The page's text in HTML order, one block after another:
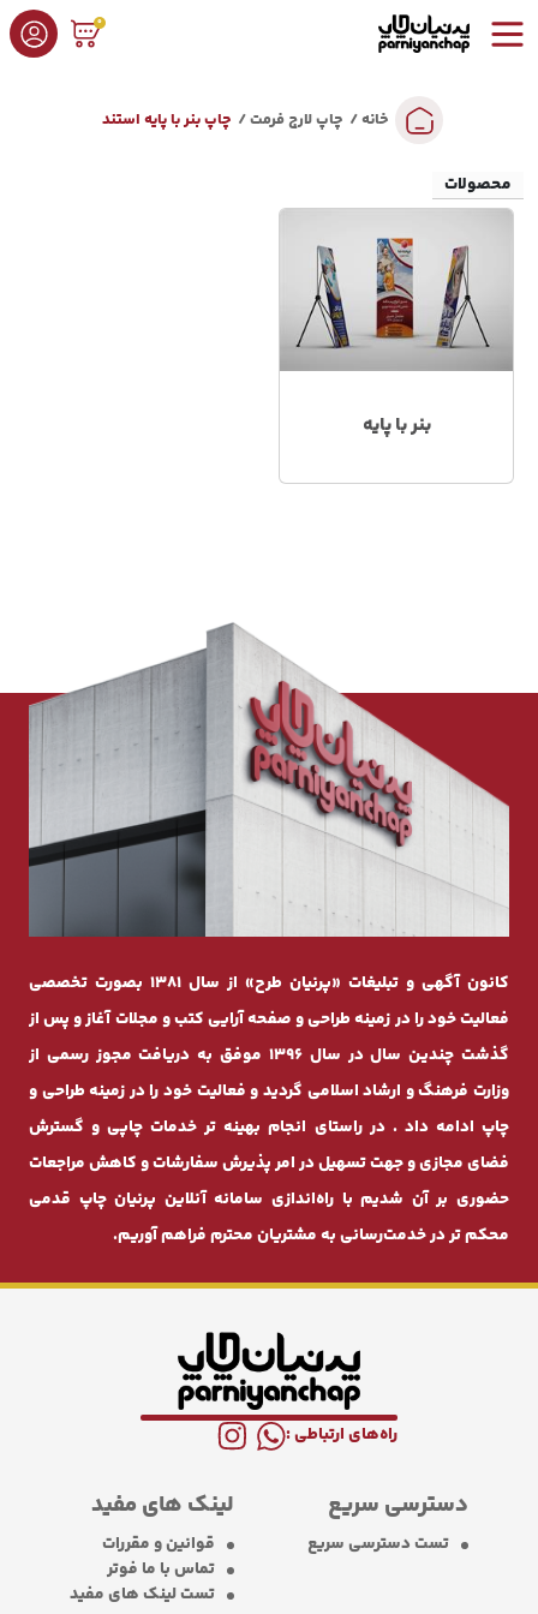
0
خانه چاپ لارج فرمت چاپ بنر با پایه استند
محصولات
بنر با پایه
کانون آگهی و تبلیغات «پرنیان طرح» از سال 1381 بصورت تخصصی
فعالیت خود را در زمینه طراحی و صفحه ‌آرایی کتب و مجلات آغاز و پس از
گذشت چندیـن سال در سال 1396 موفق به دریافت مجوز رسمی از
وزارت فرهنگ و ارشاد اسلامی گردید و فعالیت خود را در زمینه طراحی و
چاپ ادامه داد . در راستای انجام بهینه ‌تر خدمات چاپی و گسترش
فضای مجازی و جهت تسهیل در امر پذیرش سفارشات و کاهش مراجعات
حضوری بر آن شدیم با راه‌اندازی سامانه آنلاین پرنیان ‌چاپ قدمی
محکم ‌تر در خدمت‌رسانی به مشتریان محترم فراهم آوریم.
راه‌های ارتباطی :
دسترسی سریع
تست دسترسی سریع
لینک های مفید
قوانین و مقررات
تماس با ما فوتر
تست لینک های مفید